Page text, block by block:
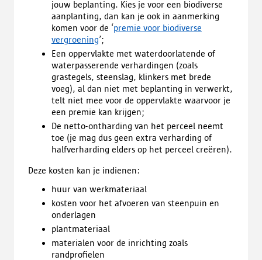
jouw beplanting. Kies je voor een biodiverse
aanplanting, dan kan je ook in aanmerking
komen voor de ‘premie voor biodiverse
vergroening’;
Een oppervlakte met waterdoorlatende of
waterpasserende verhardingen (zoals
grastegels, steenslag, klinkers met brede
voeg), al dan niet met beplanting in verwerkt,
telt niet mee voor de oppervlakte waarvoor je
een premie kan krijgen;
De netto-ontharding van het perceel neemt
toe (je mag dus geen extra verharding of
halfverharding elders op het perceel creëren).
Deze kosten kan je indienen:
huur van werkmateriaal
kosten voor het afvoeren van steenpuin en
onderlagen
plantmateriaal
materialen voor de inrichting zoals
randprofielen